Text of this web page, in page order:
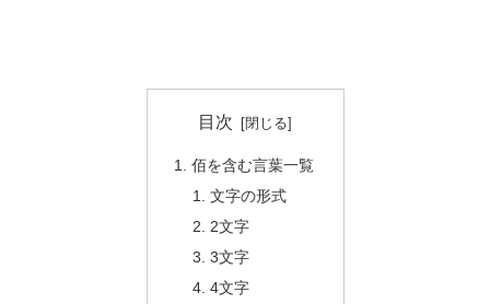
目次
佰を含む言葉一覧
文字の形式
2文字
3文字
4文字